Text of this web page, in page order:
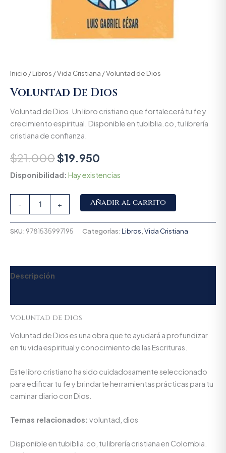
Inicio /Libros /Vida Cristiana / Voluntad de Dios
Voluntad De Dios
Voluntad de Dios. Un libro cristiano que fortalecerá tu fe y
crecimiento espiritual. Disponible en tubiblia.co, tu librería
cristiana de confianza.
$21.000$19.950
Disponibilidad: Hay existencias
- + Añadir al carrito
SKU: 9781535997195 Categorías:Libros Vida Cristiana
Descripción
Voluntad de Dios
Voluntad de Dios es una obra que te ayudará a profundizar
en tu vida espiritual y conocimiento de las Escrituras.
Este libro cristiano ha sido cuidadosamente seleccionado
para edificar tu fe y brindarte herramientas prácticas para tu
caminar diario con Dios.
Temas relacionados: voluntad, dios
Disponible en tubiblia.co, tu librería cristiana en Colombia.